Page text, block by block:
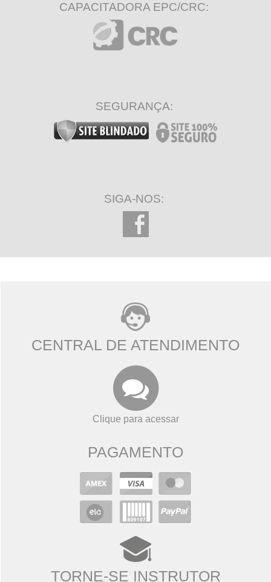
CAPACITADORA EPC/CRC:
SEGURANÇA:
SIGA-NOS:
CENTRAL DE ATENDIMENTO
Clique para acessar
PAGAMENTO
TORNE-SE INSTRUTOR